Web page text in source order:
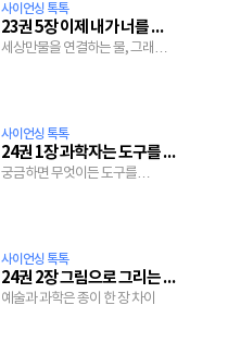
사이언싱 톡톡
23권 5장 이제 내가 너를 지켜줄게
세상만물을 연결하는 물, 그래서
사이언싱 톡톡
24권 1장 과학자는 도구를 좋아해
궁금하면 무엇이든 도구를
사이언싱 톡톡
24권 2장 그림으로 그리는 과학
예술과 과학은 종이 한 장 차이